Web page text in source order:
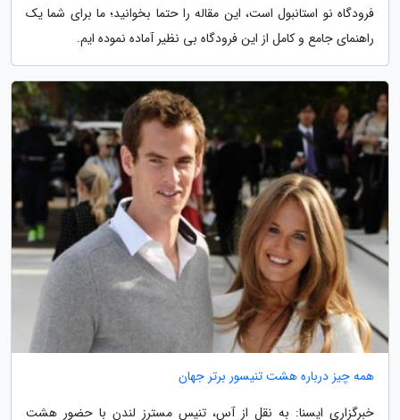
فرودگاه نو استانبول است، این مقاله را حتما بخوانید؛ ما برای شما یک
راهنمای جامع و کامل از این فرودگاه بی نظیر آماده نموده ایم.
همه چیز درباره هشت تنیسور برتر جهان
خبرگزاری ایسنا: به نقل از آس، تنیس مسترز لندن با حضور هشت